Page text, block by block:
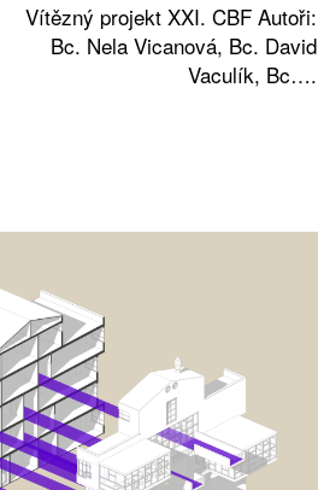
Vítězný projekt XXI. CBF Autoři:
Bc. Nela Vicanová, Bc. David
Vaculík, Bc….